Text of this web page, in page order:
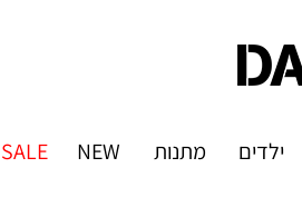
ילדים מתנות NEW
SALE